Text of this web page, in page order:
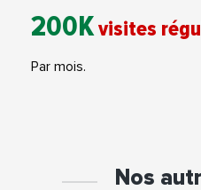
200Kvisites
Par mois.
Nos